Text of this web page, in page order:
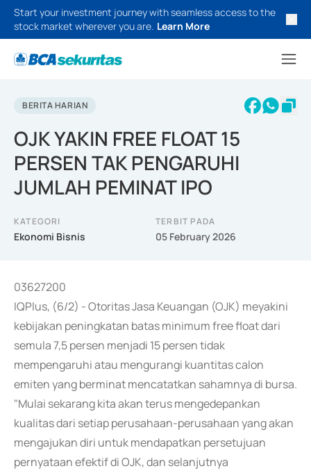
Start your investment journey with seamless access to the
stock market wherever you are. Learn More
BERITA HARIAN
OJK YAKIN FREE FLOAT 15
PERSEN TAK PENGARUHI
JUMLAH PEMINAT IPO
KATEGORI
Ekonomi Bisnis
TERBIT PADA
05 February 2026
03627200
IQPlus, (6/2) - Otoritas Jasa Keuangan (OJK) meyakini
kebijakan peningkatan batas minimum free float dari
semula 7,5 persen menjadi 15 persen tidak
mempengaruhi atau mengurangi kuantitas calon
emiten yang berminat mencatatkan sahamnya di bursa.
"Mulai sekarang kita akan terus mengedepankan
kualitas dari setiap perusahaan-perusahaan yang akan
mengajukan diri untuk mendapatkan persetujuan
pernyataan efektif di OJK, dan selanjutnya